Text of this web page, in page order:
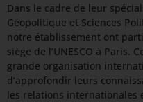
Dans le cadre de leur
Géopolitique et Sciences
notre établissement ont
siège de l’UNESCO à Paris.
grande organisation
d’approfondir leurs
les relations internationales